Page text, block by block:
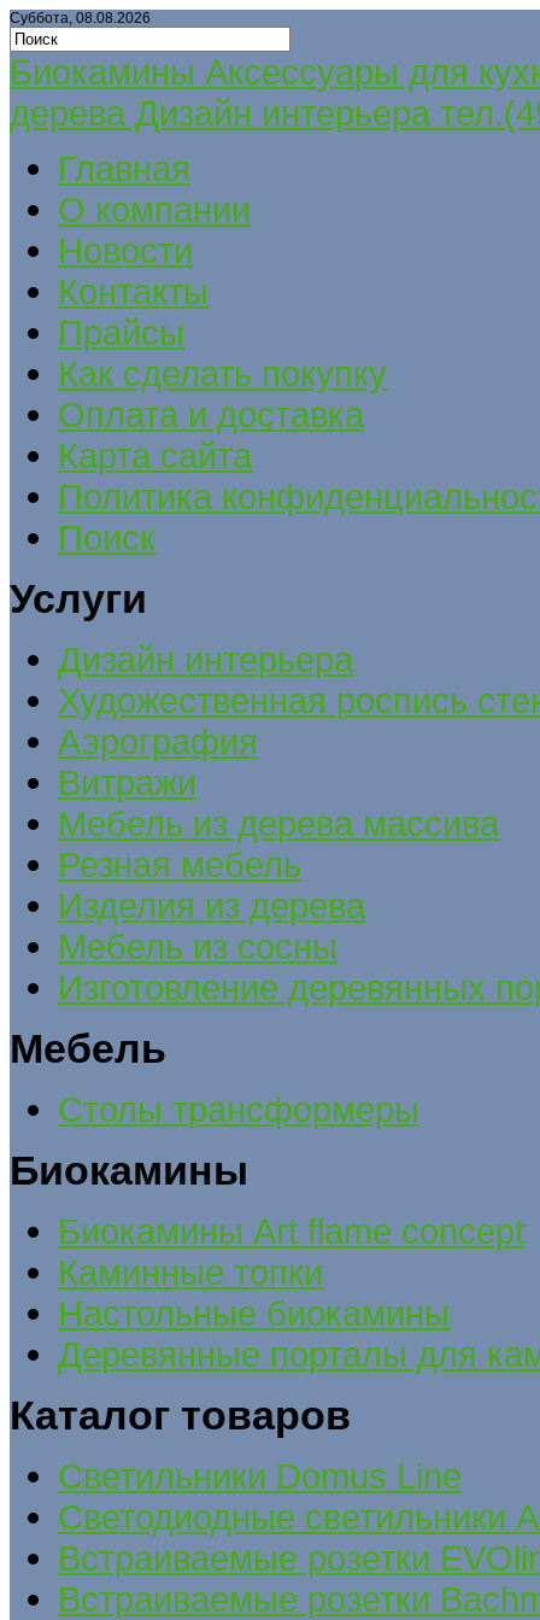
Суббота, 08.08.2026
Биокамины Аксессуары для
дерева Дизайн интерьера
Главная
О компании
Новости
Контакты
Прайсы
Как сделать покупку
Оплата и доставка
Карта сайта
Политика
Поиск
Услуги
Дизайн интерьера
Художественная роспись
Аэрография
Витражи
Мебель из дерева массива
Резная мебель
Изделия из дерева
Мебель из сосны
Изготовление деревянных
Мебель
Столы трансформеры
Биокамины
Биокамины Art flame concept
Каминные топки
Настольные биокамины
Деревянные порталы для
Каталог товаров
Cветильники Domus Line
Светодиодные светильники
Встраиваемые розетки
Встраиваемые розетки